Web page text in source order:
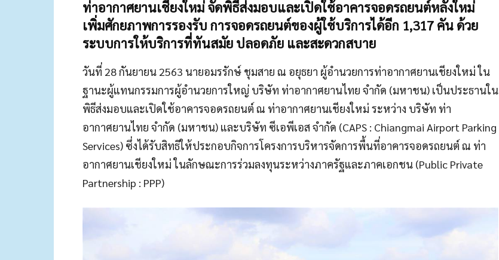
ท่าอากาศยานเชียงใหม่ จัดพิธีส่งมอบและเปิดใช้อาคารจอดรถยนต์หลังใหม่
เพิ่มศักยภาพการรองรับ การจอดรถยนต์ของผู้ใช้บริการได้อีก 1,317 คัน ด้วย
ระบบการให้บริการที่ทันสมัย ปลอดภัย และสะดวกสบาย
วันที่ 28 กันยายน 2563 นายอมรรักษ์ ชุมสาย ณ อยุธยา ผู้อำนวยการท่าอากาศยานเชียงใหม่ ใน
ฐานะผู้แทนกรรมการผู้อำนวยการใหญ่ บริษัท ท่าอากาศยานไทย จำกัด (มหาชน) เป็นประธานใน
พิธีส่งมอบและเปิดใช้อาคารจอดรถยนต์ ณ ท่าอากาศยานเชียงใหม่ ระหว่าง บริษัท ท่า
อากาศยานไทย จำกัด (มหาชน) และบริษัท ซีเอพีเอส จำกัด (CAPS : Chiangmai Airport Parking
Services) ซึ่งได้รับสิทธิให้ประกอบกิจการโครงการบริหารจัดการพื้นที่อาคารจอดรถยนต์ ณ ท่า
อากาศยานเชียงใหม่ ในลักษณะการร่วมลงทุนระหว่างภาครัฐและภาคเอกชน (Public Private
Partnership : PPP)